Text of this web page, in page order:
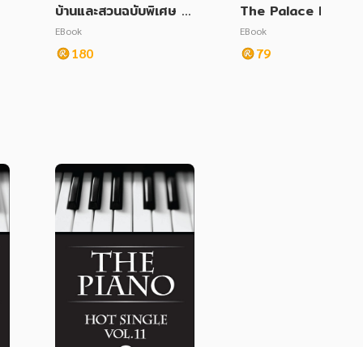
บ้านและสวนฉบับพิเศษ T
ropical Suburban &
Country Homes : บ้าน
ชานเมืองและบ้านชนบทใน
EBook
180
The Palace
of Retro
EBook
79